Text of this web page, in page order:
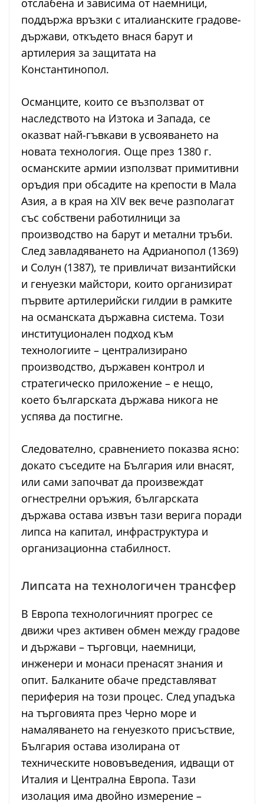
отслабена и зависима от наемници,
поддържа връзки с италианските градове-
държави, откъдето внася барут и
артилерия за защитата на
Константинопол.
Османците, които се възползват от
наследството на Изтока и Запада, се
оказват най-гъвкави в усвояването на
новата технология. Още през 1380 г.
османските армии използват примитивни
оръдия при обсадите на крепости в Мала
Азия, а в края на XIV век вече разполагат
със собствени работилници за
производство на барут и метални тръби.
След завладяването на Адрианопол (1369)
и Солун (1387), те привличат византийски
и генуезки майстори, които организират
първите артилерийски гилдии в рамките
на османската държавна система. Този
институционален подход към
технологиите – централизирано
производство, държавен контрол и
стратегическо приложение – е нещо,
което българската държава никога не
успява да постигне.
Следователно, сравнението показва ясно:
докато съседите на България или внасят,
или сами започват да произвеждат
огнестрелни оръжия, българската
държава остава извън тази верига поради
липса на капитал, инфраструктура и
организационна стабилност.
Липсата на технологичен трансфер
В Европа технологичният прогрес се
движи чрез активен обмен между градове
и държави – търговци, наемници,
инженери и монаси пренасят знания и
опит. Балканите обаче представляват
периферия на този процес. След упадъка
на търговията през Черно море и
намаляването на генуезкото присъствие,
България остава изолирана от
техническите нововъведения, идващи от
Италия и Централна Европа. Тази
изолация има двойно измерение –